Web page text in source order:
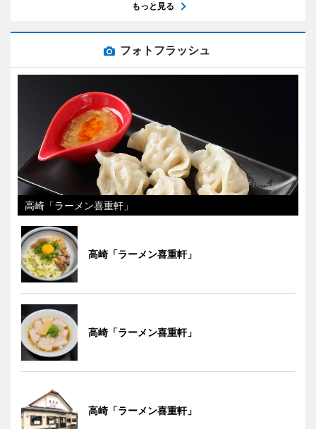
もっと見る
フォトフラッシュ
高崎「ラーメン喜重軒」
高崎「ラーメン喜重軒」
高崎「ラーメン喜重軒」
高崎「ラーメン喜重軒」